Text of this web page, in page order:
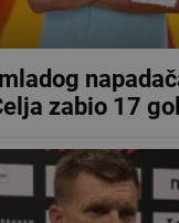
zabio 17